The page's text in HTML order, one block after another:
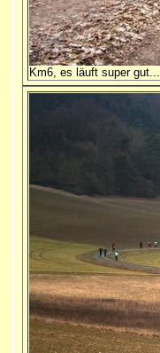
Km6, es läuft super gut...